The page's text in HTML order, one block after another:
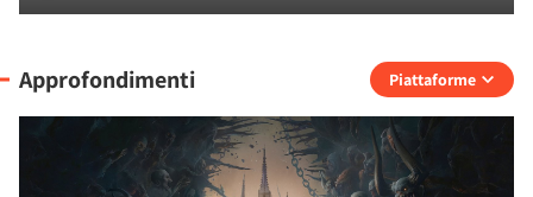
Approfondimenti Piattaforme